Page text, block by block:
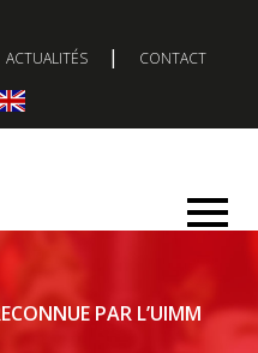
ACTUALITÉS | CONTACT
PAR L’UIMM